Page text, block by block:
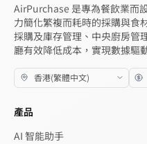
AirPurchase 是專為餐飲業而
力簡化繁複而耗時的採購與食
採購及庫存管理、中央廚房管
廳有效降低成本，實現數據驅
產品
AI 智能助手